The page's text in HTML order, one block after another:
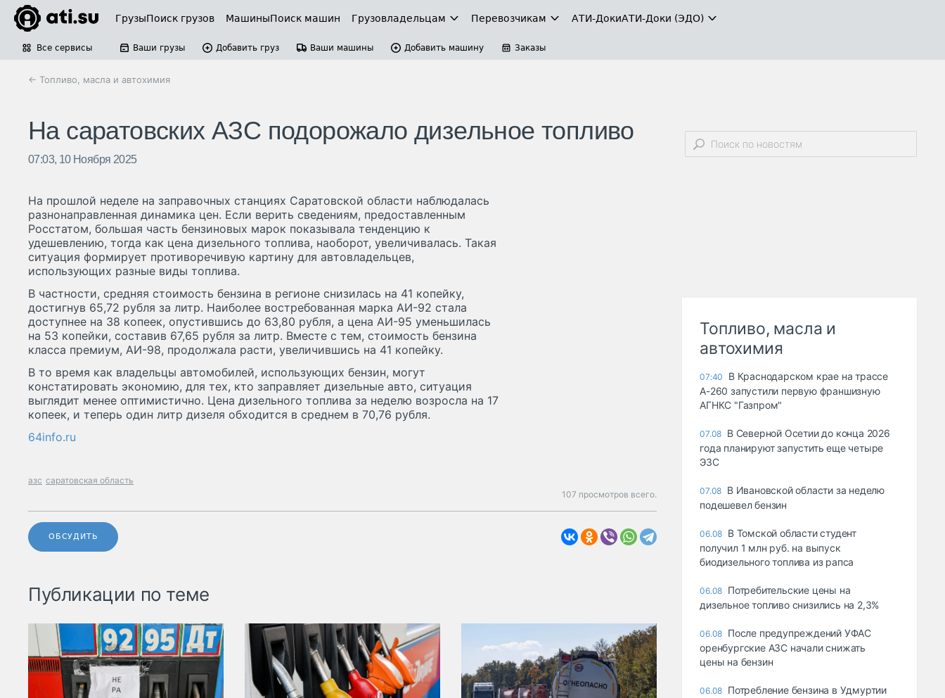
ГрузыПоиск грузов МашиныПоиск машин Грузовладельцам Перевозчикам АТИ-ДокиАТИ-Доки (ЭДО)
Все сервисы Ваши грузы Добавить груз Ваши машины Добавить машину Заказы
← Топливо, масла и автохимия
На саратовских АЗС подорожало дизельное топливо
07:03, 10 Ноября 2025
На прошлой неделе на заправочных станциях Саратовской области наблюдалась
разнонаправленная динамика цен. Если верить сведениям, предоставленным
Росстатом, большая часть бензиновых марок показывала тенденцию к
удешевлению, тогда как цена дизельного топлива, наоборот, увеличивалась. Такая
ситуация формирует противоречивую картину для автовладельцев,
использующих разные виды топлива.
В частности, средняя стоимость бензина в регионе снизилась на 41 копейку,
достигнув 65,72 рубля за литр. Наиболее востребованная марка АИ-92 стала
доступнее на 38 копеек, опустившись до 63,80 рубля, а цена АИ-95 уменьшилась
на 53 копейки, составив 67,65 рубля за литр. Вместе с тем, стоимость бензина
класса премиум, АИ-98, продолжала расти, увеличившись на 41 копейку.
В то время как владельцы автомобилей, использующих бензин, могут
констатировать экономию, для тех, кто заправляет дизельные авто, ситуация
выглядит менее оптимистично. Цена дизельного топлива за неделю возросла на 17
копеек, и теперь один литр дизеля обходится в среднем в 70,76 рубля.
64info.ru
азс саратовская область
107 просмотров всего.
ОБСУДИТЬ
Публикации по теме
Топливо, масла и
автохимия
07:40
В Краснодарском крае на трассе
А-260 запустили первую франшизную
АГНКС "Газпром"
07.08 В Северной Осетии до конца 2026
года планируют запустить еще четыре
ЭЗС
07.08 В Ивановской области за неделю
подешевел бензин
06.08 В Томской области студент
получил 1 млн руб. на выпуск
биодизельного топлива из рапса
06.08 Потребительские цены на
дизельное топливо снизились на 2,3%
06.08 После предупреждений УФАС
оренбургские АЗС начали снижать
цены на бензин
06.08 Потребление бензина в Удмуртии